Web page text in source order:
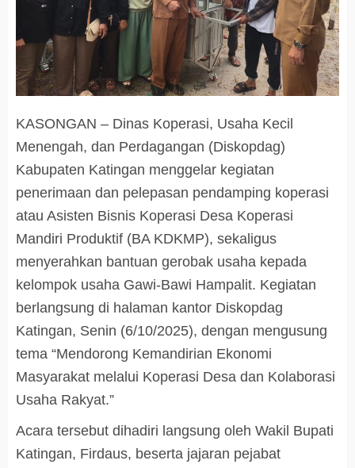
KASONGAN – Dinas Koperasi, Usaha Kecil
Menengah, dan Perdagangan (Diskopdag)
Kabupaten Katingan menggelar kegiatan
penerimaan dan pelepasan pendamping koperasi
atau Asisten Bisnis Koperasi Desa Koperasi
Mandiri Produktif (BA KDKMP), sekaligus
menyerahkan bantuan gerobak usaha kepada
kelompok usaha Gawi-Bawi Hampalit. Kegiatan
berlangsung di halaman kantor Diskopdag
Katingan, Senin (6/10/2025), dengan mengusung
tema “Mendorong Kemandirian Ekonomi
Masyarakat melalui Koperasi Desa dan Kolaborasi
Usaha Rakyat.”
Acara tersebut dihadiri langsung oleh Wakil Bupati
Katingan, Firdaus, beserta jajaran pejabat